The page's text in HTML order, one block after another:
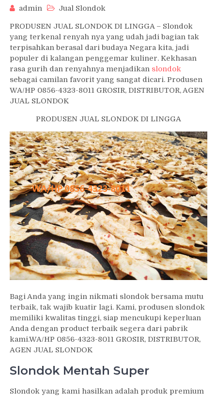
admin Jual Slondok
PRODUSEN JUAL SLONDOK DI LINGGA – Slondok
yang terkenal renyah nya yang udah jadi bagian tak
terpisahkan berasal dari budaya Negara kita, jadi
populer di kalangan penggemar kuliner. Kekhasan
rasa gurih dan renyahnya menjadikan slondok
sebagai camilan favorit yang sangat dicari. Produsen
WA/HP 0856-4323-8011 GROSIR, DISTRIBUTOR, AGEN
JUAL SLONDOK
PRODUSEN JUAL SLONDOK DI LINGGA
Bagi Anda yang ingin nikmati slondok bersama mutu
terbaik, tak wajib kuatir lagi. Kami, produsen slondok
memiliki kwalitas tinggi, siap mencukupi keperluan
Anda dengan product terbaik segera dari pabrik
kami.WA/HP 0856-4323-8011 GROSIR, DISTRIBUTOR,
AGEN JUAL SLONDOK
Slondok Mentah Super
Slondok yang kami hasilkan adalah produk premium